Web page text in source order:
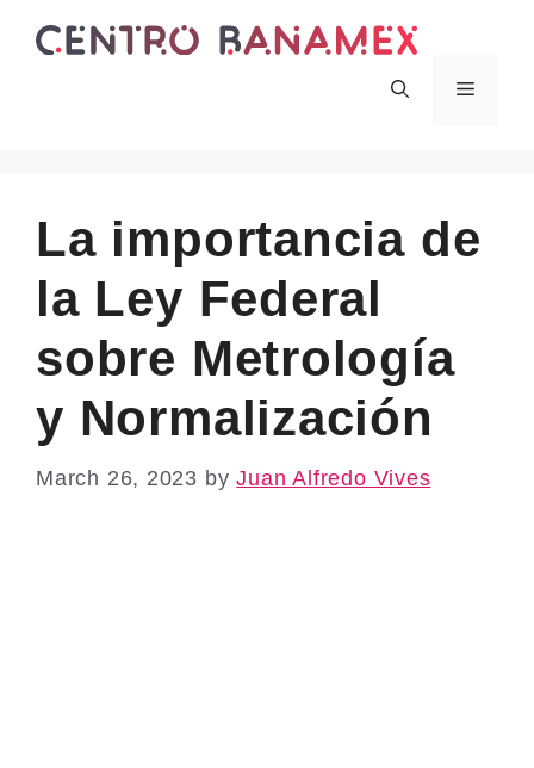
Menu
La importancia de
la Ley Federal
sobre Metrología
y Normalización
March 26, 2023 byJuan Alfredo Vives